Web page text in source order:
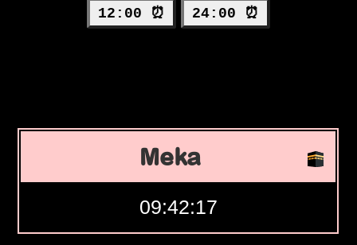
12:00 ⏰ 24:00 ⏰
Meka
09:42:18